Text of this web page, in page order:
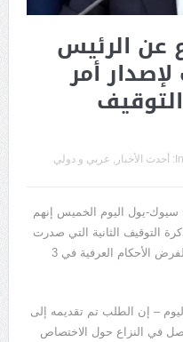
عن الرئيس
أمر
In: أحدث الأخبار
عربي و دولي
سيوك-يول اليوم الخميس إنهم
التوقيف الثانية التي صدرت
بحقه للتحقيق معه في محاولته الفاشلة لفرض الأحكام العرفية في 3
– إن الطلب تم تقديمه إلى
في النزاع حول الاختصاص